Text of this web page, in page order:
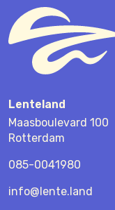
Lenteland
Maasboulevard 100
Rotterdam
085-0041980
info@lente.land